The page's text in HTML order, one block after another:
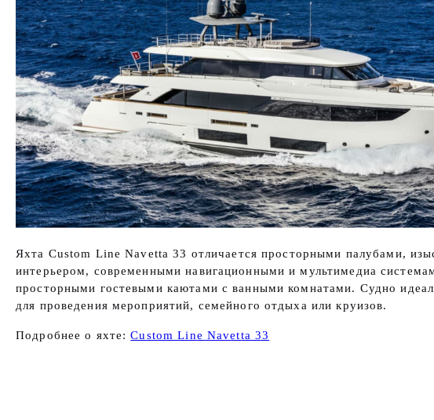
Яхта Custom Line Navetta 33 отличается просторными палубами,
интерьером, современными навигационными и мультимедиа
просторными гостевыми каютами с ванными комнатами. Судно
для проведения мероприятий, семейного отдыха или круизов.
Подробнее о яхте:Custom Line Navetta 33